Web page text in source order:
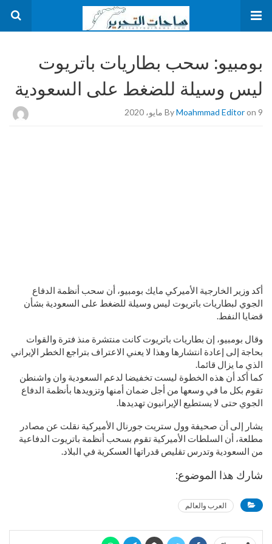
بومبيو: سحب بطاريات باتريوت
ليس وسيلة للضغط على السعودية
ByMoahmmad Editoron 9 مايو، 2020
أكد وزير الخارجية الأميركي مايك بومبيو، أن سحب أنظمة الدفاع
الجوي لبطاريات باتريوت ليس وسيلة للضغط على السعودية بشأن
قضايا النفط.
وقال بومبيو، إن بطاريات باتريوت كانت منتشرة منذ فترة والقوات
بحاجة إلى إعادة انتشارها وهذا لا يعني الاعتراف بتراجع الخطر الإيراني
الذي ما يزال قائما.
كما أكد أن هذه الخطوة ليست تخفيضا لدعم السعودية وان واشنطن
تقوم بكل ما في وسعها من أجل ضمان أمنها وتزويدها بأنظمة الدفاع
الجوي حتى لا يستطيع الإيرانيون تهديدها.
يشار إلى أن صحيفة وول ستريت جورنال الأميركية نقلت عن مصادر
مطلعة، أن السلطات الأميركية تقوم بسحب أنظمة باتريوت الدفاعية
من السعودية وتدرس تقليص قدراتها العسكرية في البلاد.
شارك هذا الموضوع:
العرب والعالم